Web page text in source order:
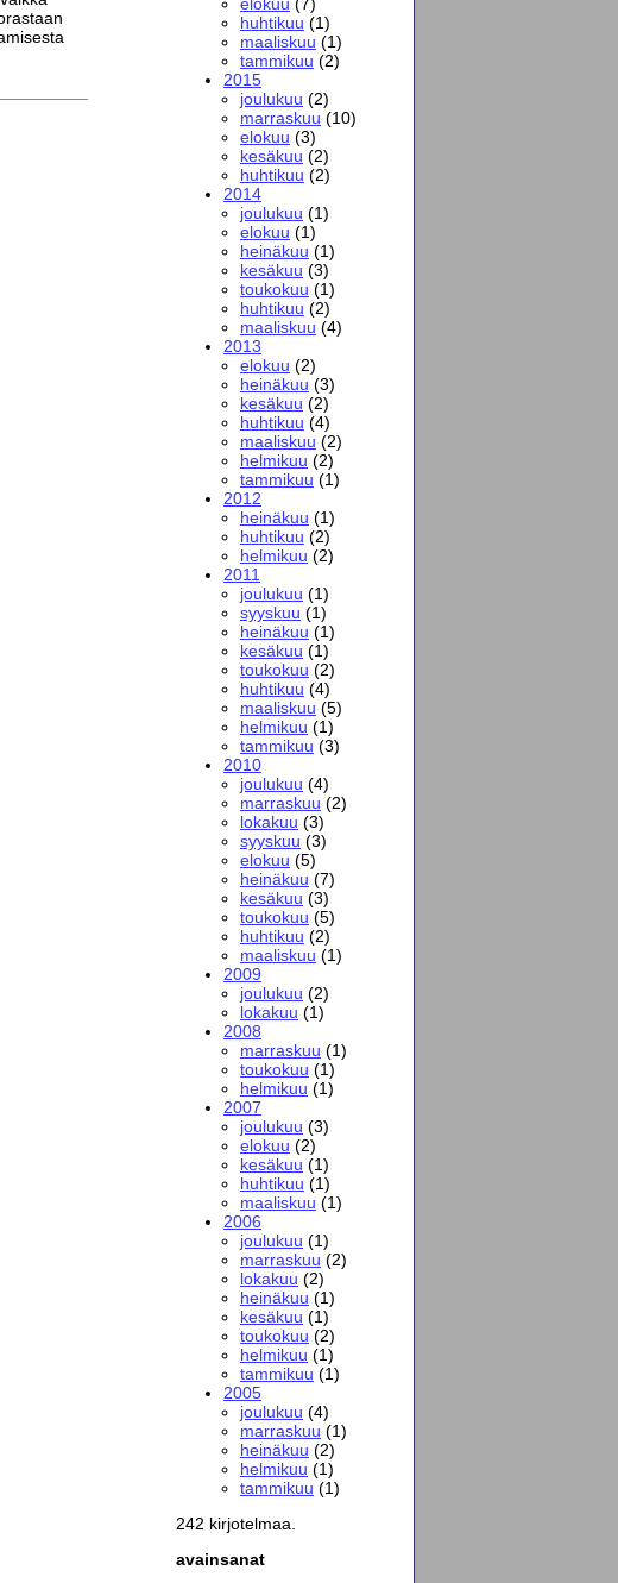
huhtikuu (1)
maaliskuu (1)
tammikuu (2)
2015
joulukuu (2)
marraskuu (10)
elokuu (3)
kesäkuu (2)
huhtikuu (2)
2014
joulukuu (1)
elokuu (1)
heinäkuu (1)
kesäkuu (3)
toukokuu (1)
huhtikuu (2)
maaliskuu (4)
2013
elokuu (2)
heinäkuu (3)
kesäkuu (2)
huhtikuu (4)
maaliskuu (2)
helmikuu (2)
tammikuu (1)
2012
heinäkuu (1)
huhtikuu (2)
helmikuu (2)
2011
joulukuu (1)
syyskuu (1)
heinäkuu (1)
kesäkuu (1)
toukokuu (2)
huhtikuu (4)
maaliskuu (5)
helmikuu (1)
tammikuu (3)
2010
joulukuu (4)
marraskuu (2)
lokakuu (3)
syyskuu (3)
elokuu (5)
heinäkuu (7)
kesäkuu (3)
toukokuu (5)
huhtikuu (2)
maaliskuu (1)
2009
joulukuu (2)
lokakuu (1)
2008
marraskuu (1)
toukokuu (1)
helmikuu (1)
2007
joulukuu (3)
elokuu (2)
kesäkuu (1)
huhtikuu (1)
maaliskuu (1)
2006
joulukuu (1)
marraskuu (2)
lokakuu (2)
heinäkuu (1)
kesäkuu (1)
toukokuu (2)
helmikuu (1)
tammikuu (1)
2005
joulukuu (4)
marraskuu (1)
heinäkuu (2)
helmikuu (1)
tammikuu (1)
242 kirjotelmaa.
avainsanat